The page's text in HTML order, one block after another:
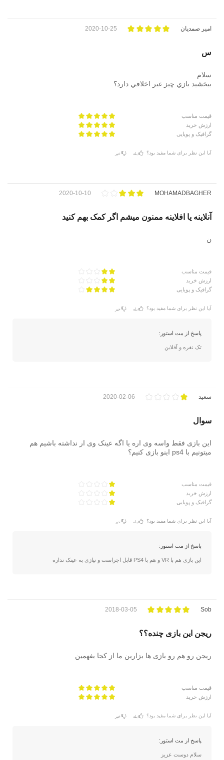
امیر صمدیان 2020-10-25
س
سلام
ببخشيد بازي چيز غير اخلاقي دارد؟
قیمت مناسب
ارزش خرید
گرافیک و پویایی
آیا این نظر برای شما مفید بود؟ بله خیر
MOHAMADBAGHER
2020-10-10
آنلاینه یا افلاینه ممنون میشم اگر کمک بهم کنید
ن
قیمت مناسب
ارزش خرید
گرافیک و پویایی
آیا این نظر برای شما مفید بود؟ بله خیر
پاسخ از مت استور:
تک نفره و آفلاین
سعید 2020-02-06
سوال
این بازی فقط واسه وی اره یا اگه عینک وی ار نداشته باشیم هم
میتونیم با ps4 اینو بازی کنیم؟
قیمت مناسب
ارزش خرید
گرافیک و پویایی
آیا این نظر برای شما مفید بود؟ بله خیر
پاسخ از مت استور:
این بازی هم با VR و هم با PS4 قابل اجراست و نیازی به عینک نداره
Sob
2018-03-05
ریجن این بازی چنده؟؟
ریجن رو هم رو بازی ها بزارین ما از کجا بفهمین
قیمت مناسب
ارزش خرید
آیا این نظر برای شما مفید بود؟ بله خیر
پاسخ از مت استور:
سلام دوست عزیز